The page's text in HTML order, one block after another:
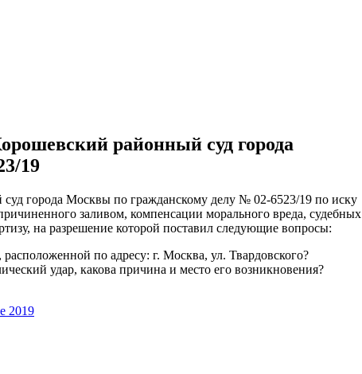
районный суд города
19
города Москвы по гражданскому делу № 02-6523/19 по иску
заливом, компенсации морального вреда, судебных
на разрешение которой поставил следующие вопросы:
по адресу: г. Москва, ул. Твардовского?
удар, какова причина и место его возникновения?
2019